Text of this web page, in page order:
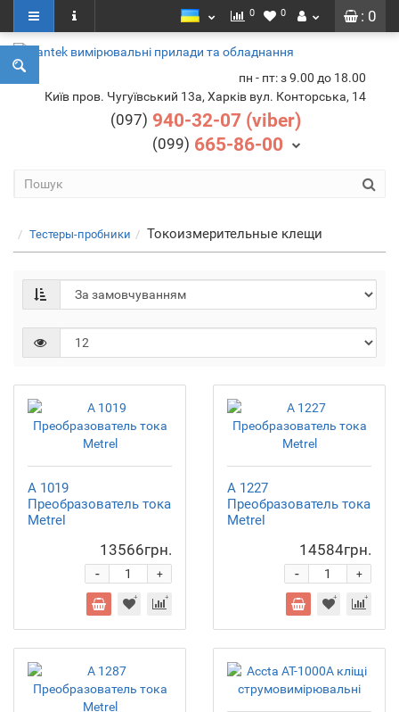
: 0
0 0
пн - пт: з 9.00 до 18.00
Київ пров. Чугуївський 13а, Харків вул. Конторська, 14
(097) 940-32-07 (viber)
(099) 665-86-00
Тестеры-пробники Токоизмерительные клещи
A 1019
Преобразователь тока
Metrel
13566грн.
+
-
A 1227
Преобразователь тока
Metrel
14584грн.
+
-